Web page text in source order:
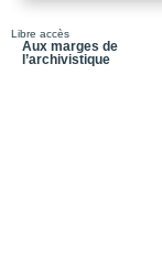
Libre accès
Aux marges de
l’archivistique